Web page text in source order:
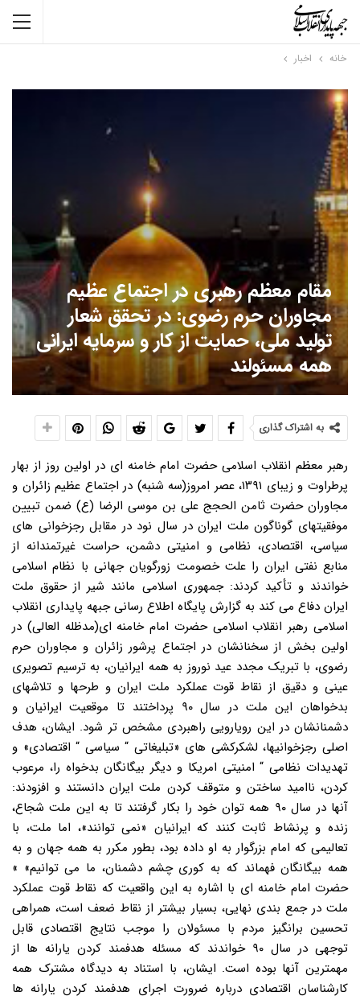
خانه اخبار
مقام معظم رهبری در اجتماع عظیم
مجاوران حرم رضوی: در تحقق شعار
تولید ملی، حمایت از کار و سرمایه ایرانی
همه مسئولند
به اشتراک گذاری
رهبر معظم انقلاب اسلامی حضرت امام خامنه ای در اولین روز از بهار پرطراوت و زیبای ۱۳۹۱، عصر امروز(سه شنبه) در اجتماع عظیم زائران و مجاوران حضرت ثامن الحجج علی بن موسی الرضا (ع) ضمن تبیین موفقیتهای گوناگون ملت ایران در سال نود در مقابل رجزخوانی های سیاسی، اقتصادی، نظامی و امنیتی دشمن، حراست غیرتمندانه از منابع نفتی ایران را علت خصومت زورگویان جهانی با نظام اسلامی خواندند و تأکید کردند: جمهوری اسلامی مانند شیر از حقوق ملت ایران دفاع می کند به گزارش پایگاه اطلاع رسانی جبهه پایداری انقلاب اسلامی رهبر انقلاب اسلامی حضرت امام خامنه ای(مدظله العالی) در اولین بخش از سخنانشان در اجتماع پرشور زائران و مجاوران حرم رضوی، با تبریک مجدد عید نوروز به همه ایرانیان، به ترسیم تصویری عینی و دقیق از نقاط قوت عملکرد ملت ایران و طرحها و تلاشهای بدخواهان این ملت در سال ۹۰ پرداختند تا موقعیت ایرانیان و دشمنانشان در این رویارویی راهبردی مشخص تر شود. ایشان، هدف اصلی رجزخوانیها، لشکرکشی های «تبلیغاتی “ سیاسی “ اقتصادی» و تهدیدات نظامی “ امنیتی امریکا و دیگر بیگانگان بدخواه را، مرعوب کردن، ناامید ساختن و متوقف کردن ملت ایران دانستند و افزودند: آنها در سال ۹۰ همه توان خود را بکار گرفتند تا به این ملت شجاع، زنده و پرنشاط ثابت کنند که ایرانیان «نمی توانند»، اما ملت، با تعالیمی که امام بزرگوار به او داده بود، بطور مکرر به همه جهان و به همه بیگانگان فهماند که به کوری چشم دشمنان، ما می توانیم» » حضرت امام خامنه ای با اشاره به این واقعیت که نقاط قوت عملکرد ملت در جمع بندی نهایی، بسیار بیشتر از نقاط ضعف است، همراهی تحسین برانگیز مردم با مسئولان را موجب نتایج اقتصادی قابل توجهی در سال ۹۰ خواندند که مسئله هدفمند کردن یارانه ها از مهمترین آنها بوده است. ایشان، با استناد به دیدگاه مشترک همه کارشناسان اقتصادی درباره ضرورت اجرای هدفمند کردن یارانه ها خاطرنشان کردند: در سال ۹۰، دولت و مجلس با وجود شرایط دشوار و پیچیده ای که تحریم ها ایجاد کرده بود، مراحل مهم و قابل توجهی از این کار بزرگ را با پشتیبانی و همدلی مردم به پیش بردند که البته کار هنوز تمام نشده است. رهبر انقلاب اسلامی، توزیع عادلانه یارانه ها و بهبود زندگی طبقات ضعیف را از جمله نتایج هدفمند کردن یارانه ها دانستند و افزودند: اصلاح نسبی در چرخه معیوب تولید و حرکت به سمت «متعادل کردن مصرف و بازده» از دیگر اهدافی بود که سال گذشته به همت مردم و مسئولان در فعالیتهای تولیدی محقق شد. حضرت آیت الله خامنه ای با اشاره به مدیریت حاملهای انرژی، صرفه جویی و کاهش مصرف بنزین در حد تقریبی تولید داخل را امتیاز بزرگی برای کشور برشمردند و افزودند: این کار مهم در شرایط تحریم انجام شد و نقشه توطئه آمیز دشمنان را خنثی کرد. پیشرفتهای ملت در عرصه علم و فناوری و تأثیر این پیشرفتها در مسائل اقتصادی نکته عمده دیگری بود که رهبر انقلاب در تبیین دستاوردهای ملت ایران در سال ۹۰، در جمع زائران و مجاوران حرم رضوی به آن پرداختند. ایشان با اشاره به حساسیت ویژه و همیشگی خود به پیشرفت کشور در عرصه علم و فناوری، تحقق این هدف را از پایه های اقتدار اقتصادی و استغنای سیاسی کشور خواندند و با استناد به گزارشهای مراکز معتبر علمی جهان تأکید کردند: سطح پیشرفتهای علمی ایران، بسیار بیشتر از حدی است که تاکنون مردم از آن مطلع شده اند. رهبر انقلاب اسلامی خاطرنشان کردند: گزارشهای معتبر بین المللی نشان می دهد ایران با رشد ۲۰ درصدی علمی، سریعترین رشد علمی جهان را داراست و در سال ۹۰ با در اختیار داشتن رتبه اول علمی در منطقه، در میان همه کشورهای جهان به رتبه هفدهم دست یافته است و این موفقیتهای بسیار ارزشمند در حالی به دست آمده که دشمنان برای جلوگیری از پیشرفت ایران برروی تحریم های به قول خودشان فلج کننده، سرمایه گذاری و شرط بندی می کردند. حضرت آیت الله خامنه ای با اشاره به پیشرفتهای جوانان دانشمند ایران در زیست فناوری، نانو و هوافضا افزودند: جوانان پرافتخار ملت در سال ۹۰، موفق به غنی سازی ۲۰ درصدی شدند و دشمن را متحیر ساختند. ایشان خاطرنشان کردند: در حالیکه در سال ۸۹، امریکاییها با وجود آگاهی از نیازهای دارویی ملت ایران می خواستند با باج خواهی و زورگویی اورانیومهای غنی شده ایران را به بهانه دادن اورانیوم ۲۰ درصد از کشور خارج کنند اما جوانان ما، با اتکا به توانایی و هوش تحسین برانگیزشان، این کار سخت و پیچیده را انجام دادند و اکنون انواع رادیو داروهای مورد نیاز هزاران بیمار، با سوخت هسته ای داخلی، تولید می شود. تولید صفحه سوخت هسته ای در داخل کشور از دیگر واقعیاتی بود که حضرت آیت الله خامنه ای با استناد به آن، سال نود را برای ملت ایران سالی درخشان و برای دشمنان ملت، سالی نومید کننده برشمردند. ایشان افزودند: بیگانگان می گفتند اورانیوم های تولید شده را به ما بدهید تا در یک کشور دیگر غنی سازی ۲۰ درصد کنیم و سپس در کشوری دیگر این بیست درصد را به صفحه سوخت تبدیل کنیم اما جوانان ما، همه این کارها را خودشان انجام دادند. رهبر انقلاب افزایش ۶ برابری داروهای نوترکیب و افزایش خدمات دانش بنیان را از دیگر دستاوردهای سال ۹۰ برشمردند و با اشاره به بازدید هفته گذشته خود از پژوهشگاه صنعت نفت افزودند: در این بازدید، پیشرفتهایی مشاهده شد که روزی قابل تصور نبود و تکرار این واقعیات در مراکز مختلف، نشان می دهد که اینگونه پدیده های شوق برانگیز، استثنا نیست بلکه، به یک قاعده تبدیل شده است. حضرت آیت الله خامنه ای، با اشاره به ویژگی هایی نظیر «روحیه و فکر جهادی» و اعتماد به نفس بالای دانشمندان جوان کشور افزودند: در بازدید از پژوهشگاه صنعت نفت این واقعیت بار دیگر مشخص شد که جوانان خوشفکر و پرتلاش کشور، تحریم ها را فرصتی برای پیشرفت می دانند و این نگاه ارزشمند همراه با تکیه دستگاهها به جوانان، و گسترش همکاری دانشگاه با صنعت، چشمه ی جوشان خلاقیت استعدادهای ایرانی را شکوفا کرده است. حضرت آیت الله خامنه ای، با اشاره به آثار مستقیم اقتصادیِ پیشرفتهای علم و فناوری تأکید کردند: اینگونه پیشرفتها، نشانه هایی حقیقی از جهاد اقتصادی است. رهبر انقلاب اسلامی، عربده کشی دشمنان بدخواه ملت را در سرتاسر سال ۹۰، نشانه بی نتیجه بودن اقدامات آنان دانستند و افزودند: عوامل دولت امریکا، در سراسر جهان به راه افتاده اند تا به خیال خود، تحریم ها را عملی کنند و با ضربه زدن به مردم ایران؛ میان آنها و نظام جدایی بیاندازند اما این تلاشها نیز راه به جایی نخواهد برد. حضرت آیت الله خامنه ای در تبیین دستاوردهای دیگر ملت در سال ۹۰، به دیپلماسی فعال در مسائل منطقه ای اشاره کردند و افزودند: در سال گذشته جمهوری اسلامی به مرکز توجه دنیای بیدار شده اسلام تبدیل شد. ایشان همچنین در زمینه خدمات اقتصادی، ساخت دهها هزار خانه و تلاش بی وقفه در عرصه هایی نظیر راهسازی و مسکن روستایی را طلیعه دهه پیشرفت و عدالت برشمردند و افزودند: این واقعیات، بدخواهان عنود را ناامیدتر می کند. حضرت آیت الله خامنه ای حضور پرشکوه ملت در انتخابات ۱۲ اسفند را یکی دیگر از حرکتهای تحسین برانگیز ملت در سال گذشته برشمردند و افزودند: امیدواریم در مرحله دوم انتخابات نیز همین شکوه و زیبایی تکرار شود. تلاش ۶ ماهه و بیوقفه رسانه های سیاسی بیگانگان برای دلسرد کردن مردم نسبت به انتخابات و ترور دانشمندان هسته ای برای ترساندن ملت از جمله روشهایی بود که رهبر انقلاب در تشریح فعالیتهای ضد انتخاباتی بدخواهان ملت، به آنها اشاره کردند. ایشان حضور مردم در انتخابات ۱۲ اسفند را از متوسط حضور ملتها در انتخابات مجالس بیشتر دانستند و با اشاره به متوسط ۳۰ تا ۴۰ درصدی مشارکت مردم امریکا در انتخابات کنگره، مجلس ملی و مجلس سنا تأکید کردند: حضور بسیار مهم و بیش از ۶۴ درصدی ملت ایران، در مقایسه با این آمار، حقیقت خود را بیشتر آشکار می کند. رهبر انقلاب اسلامی، حضور تحسین برانگیز ملت در انتخابات مجلس را یک رسانه صادق و پرقدرت برای نشان دادن واقعیات ایران دانستند و افزودند: بیگانگان می خواستند با فضاسازی و هیاهو، ۱۲ اسفند را روز سرخوردگی ملت و نظام قرار دهند اما این روز به برکت آگاهی و نشاط ملت به روز سربلندی ملت و نظام اسلامی تبدیل شد حضرت آیت الله خامنه ای پس از ترسیم موقعیت ملت ایران و دشمنان در سال ۹۰، به طرح یک پرسش اساسی پرداختند: چرا جبهه استکبار با این ملت و با نظام اسلامی دشمنی می کند؟ رهبر انقلاب در پاسخ به این سؤال با رد بهانه های متفاوت و نوبه ای بیگانگان از جمله مسئله هسته ای و حقوق بشر تأکید کردند: علت اصلی خصومتها و کینه ورزی زورگویان این است که نظام اسلامی مقتدرانه از ثروت عظیمِ نفت و گاز ایرانیان حراست می کند. ایشان در تشریح بیشتر این مسئله، به وابستگی عمیق کشورهای غربی به منابع نفت و گاز اشاره کردند و افزودند: آنها می دانند که منابع نفتی اشان حداکثر تا ده سال دیگر تمام می شود و رگ حیاتشان به منابع نفتی مناطق دیگر جهان بویژه خلیج فارس کاملاً وابسته خواهد شد به همین علت تسلط بر کشورهای دارنده منابع نفت بویژه جمهوری اسلامی برای آنها، اهمیت بی نظیر، استراتژیک و حیاتی دارد. حضرت آیت الله خامنه ای با اشاره به اینکه ایران در مجموع بیشترین منابع نفت و گاز جهان را داراست، افزودند: قدرتهای استکباری به خاطر تأمین منابع راهبردیشان می خواهند کشورهای دارای منابع نفت در دست آنها همچون موم باشند اما جمهوری اسلامی در مقابل خواسته های نامشروع آنها همچون شیر ایستاده است. ایشان افزودند: کسانی که خیال می کنند با عقب نشینی در مسئله هسته ای، دشمنی امریکا تمام می شود دچار غفلتند چرا که در منطقه ما کشورهای دارای سلاح هسته ای نیز وجود دارند اما امریکا هیچ حساسیتی به آنها نشان نمی دهد پس علت دشمنی زورگویان، مسئله هسته ای و حقوق بشر نیست بلکه پاسداری غیرتمندانه ملت و نظام اسلامی از منابع ملی نفت و گاز، علت این خصومتهاست. رهبر انقلاب اسلامی، تصور امریکاییها مبنی بر نابودی، تضعیف و یا عقب نشینی جمهوری اسلامی ایران را با ستیزه گری و تهدید و تحریم، خطایی فاحش خواندند و به آنها هشدار دادند چوب این خطای بزرگ را خواهند خورد بنابراین بهتر است با ملت ایران محترمانه رفتار کنند. رهبر انقلاب اسلامی، موقعیت ضعیف و متزلزل امریکا را در ورای قدرت نمایی و هیاهو و جنجال این کشور، واقعیتی انکارناپذیر خواندند و افزودند: رئیس جمهور فعلی امریکا با شعار تغییر آمد و مردم امریکا به امید خوب شدن وضع بد خود به او رأی دادند اما اکنون از لحاظ اقتصادی امریکا دچار بدهی سرسام آور و مشکلات فراوان است، از لحاظ اجتماعی جنبش تخسیر وال استریت در این کشور به راه افتاده و از لحاظ سیاسی نیز در عراق، افغانستان، پاکستان، مصر و شمال افریقا وضعیتی به مراتب بدتر از گذشته دارد. حضرت آیت الله خامنه ای افزودند: البته ممکن است امریکایی ها خطرآفرینی و یا دیوانگی کنند ما ضمن تأکید بر اینکه سلاح اتمی نداریم و تولید نیز نمی کنیم اعلام می کنیم در مقابل تهاجم احتمالی آنها یا رژیم صهیونیستی، در همان سطحی که به ما حمله شود به آنها حمله خواهیم کرد. حضرت آیت الله خامنه ای شکست باطل در حمله به جبهه حق را سنت تخلف ناپذیر الهی دانستند و تأکید کردند: ملت آماده، عازم و با نشاط ایران، در فکر تهاجم و تجاوز نیست اما به هستی، ثروت، هویت، اسلام و جمهوری اسلامی خود با تمام وجود دلبسته است و از آنها دفاع خواهد کرد. رهبر انقلاب اسلامی همچنین با اشاره به شعار سال نو یعنی «تولید ملی، حمایت از کار و سرمایه ایرانی» افزودند: در تحقق این هدف بسیار مهم همه مسئول هستند. حمایت و تقویت تولید داخلی با استفاده از صندوق توسعه ملی، مهمترین نکته ای بود که ایشان در بخش وظایف دولت در روند تحقق شعار سال نو، مورد تأکید قرار دادند. حضرت آیت الله خامنه ای افزودند: مجلس نیز باید در این روند با همراهی دولت، رونق تولید ملی را در دستور کار قرار دهد.